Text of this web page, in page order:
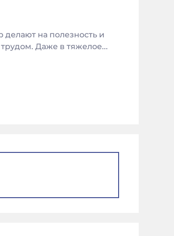
делают на полезность и
Даже в тяжелое...